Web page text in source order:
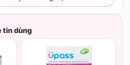
tin dùng